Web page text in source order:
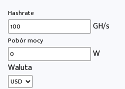
Hashrate
GH/s
Pobór mocy
W
Waluta